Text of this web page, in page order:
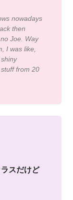
nowadays
then
Joe. Way
I was like,
from 20
スだけど